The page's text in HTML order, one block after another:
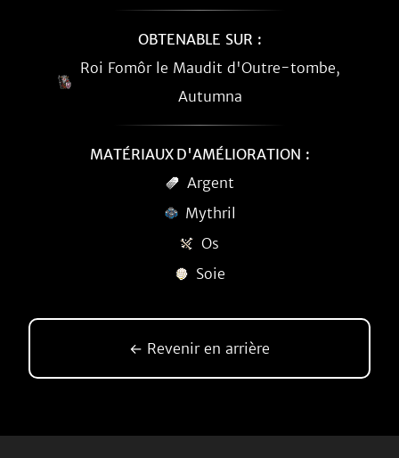
OBTENABLE SUR :
Roi Fomôr le Maudit d'Outre-tombe,
Autumna
MATÉRIAUX D'AMÉLIORATION :
Argent
Mythril
Os
Soie
← Revenir en arrière